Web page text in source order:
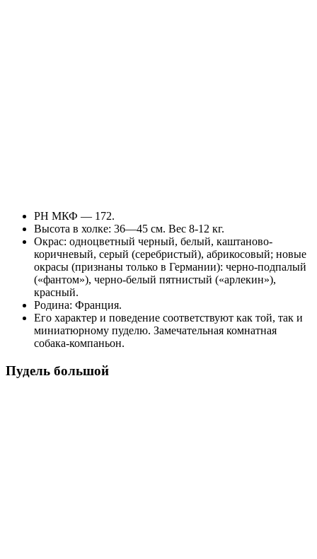
РН МКФ — 172.
Высота в холке: 36—45 см. Вес 8-12 кг.
Окрас: одноцветный черный, белый, каштаново-
коричневый, серый (серебристый), абрикосовый; новые
окрасы (признаны только в Германии): черно-подпалый
(«фантом»), черно-белый пятнистый («арлекин»),
красный.
Родина: Франция.
Его характер и поведение соответствуют как той, так и
миниатюрному пуделю. Замечательная комнатная
собака-компаньон.
Пудель большой